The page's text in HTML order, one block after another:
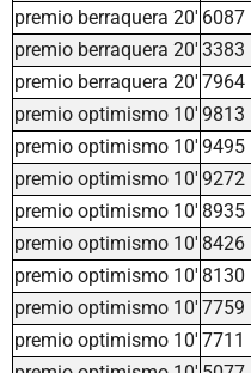
premio berraquera 20' 6087
premio berraquera 20' 3383
premio berraquera 20' 7964
premio optimismo 10' 9813
premio optimismo 10' 9495
premio optimismo 10' 9272
premio optimismo 10' 8935
premio optimismo 10' 8426
premio optimismo 10' 8130
premio optimismo 10' 7759
premio optimismo 10' 7711